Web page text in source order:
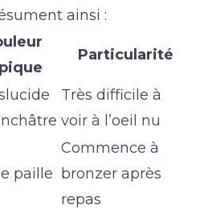
ainsi :
Particularité
Très difficile à
voir à l’oeil nu
paille
Commence à
bronzer après
repas